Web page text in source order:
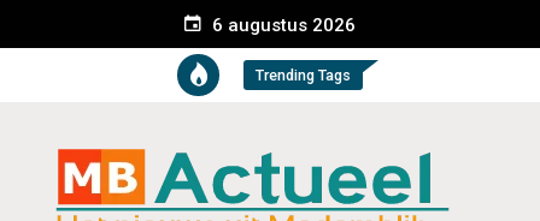
6 augustus 2026
Trending Tags